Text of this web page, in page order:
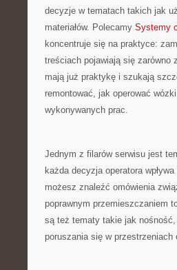
decyzje w tematach takich jak
materiałów. Polecamy Systemy
koncentruje się na praktyce:
treściach pojawiają się
mają już praktykę i szukają
remontować, jak operować
wykonywanych prac.
Jednym z filarów serwisu jest
każda decyzja operatora
możesz znaleźć omówienia
poprawnym przemieszczaniem
są też tematy takie jak
poruszania się w przestrzeniach